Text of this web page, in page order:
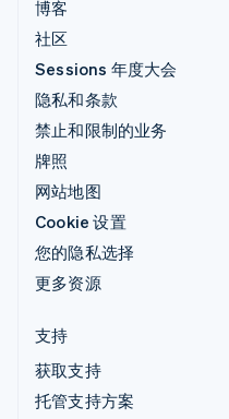
博客
社区
Sessions 年度大会
隐私和条款
禁止和限制的业务
牌照
网站地图
Cookie 设置
您的隐私选择
更多资源
支持
获取支持
托管支持方案